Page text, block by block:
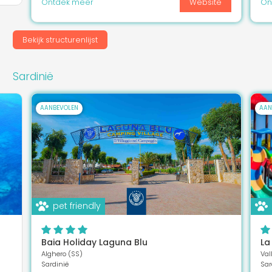
Ontdek meer Website
Bekijk structurenlijst
Sardinië
AANBEVOLEN
pet friendly
Baia Holiday Laguna Blu
Alghero (SS)
Sardinië